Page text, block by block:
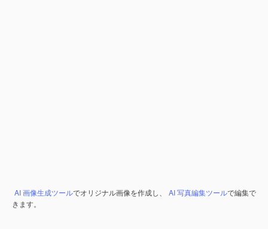
AI 画像生成ツールでオリジナル画像を作成し、 AI 写真編集ツールで編集で
きます。